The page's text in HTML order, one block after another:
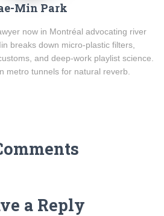
Min Park
now in Montréal advocating river
breaks down micro-plastic filters,
and deep-work playlist science.
metro tunnels for natural reverb.
a Reply